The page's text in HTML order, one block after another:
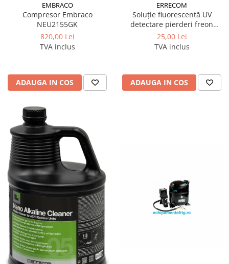
EMBRACO
Compresor Embraco
NEU2155GK
820,00 Lei
TVA inclus
ADAUGA IN COS
ERRECOM
Soluție fluorescentă UV
detectare pierderi freon
Brilliant 7,5 ml Errecom
25,00 Lei
TVA inclus
ADAUGA IN COS